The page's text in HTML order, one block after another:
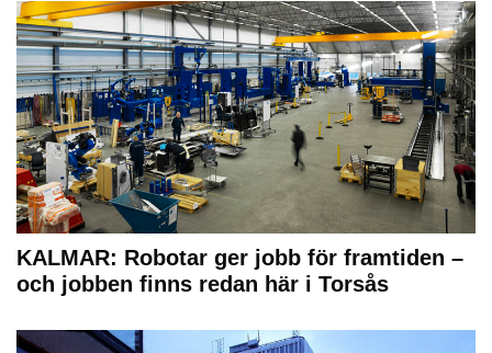
KALMAR: Robotar ger jobb för framtiden –
och jobben finns redan här i Torsås